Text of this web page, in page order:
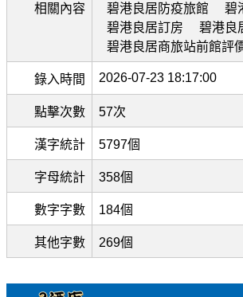
相關內容
碧港良居防疫旅館
碧
碧港良居訂房
碧港良
碧港良居商旅站前館評
錄入時間 2026-07-23 18:17:00
點擊次數 57次
漢字統計 5797個
字母統計 358個
數字字數 184個
其他字數 269個